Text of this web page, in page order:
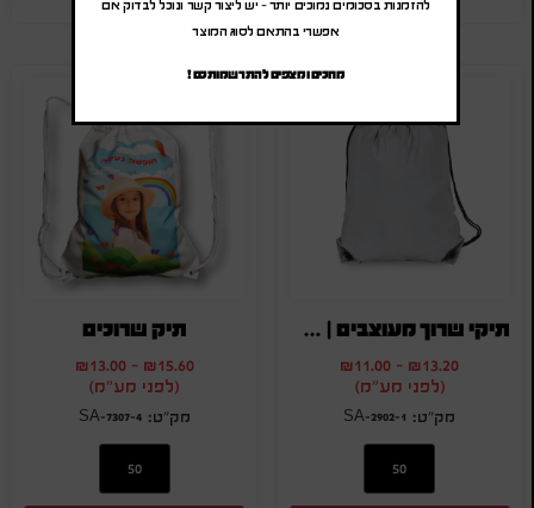
תיקי שרוך מעוצבים | תיק גב שרוכים
₪13.20
-
₪11.00
(לפני מע"מ)
SA-2902-1
תיק שרוכים
₪15.60
-
₪13.00
(לפני מע"מ)
SA-7307-4
להזמנות בסכומים נמוכים יותר – יש ליצור קשר ונוכל לבדוק אם
אפשרי בהתאם לסוג המוצר
מחכים ומצפים להתרשמותכם !